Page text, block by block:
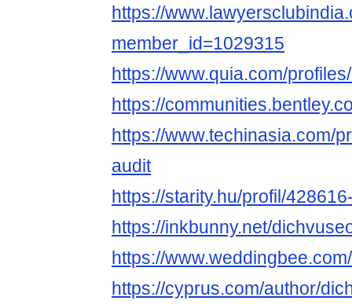
https://
member_id=1029315
https://www.quia.com/
https://
https://www.techinasia.com/
audit
https://starity.hu/profil/
https://inkbunny.net/
https://
https://cyprus.com/author/